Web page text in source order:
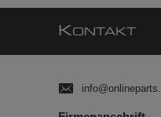
KONTAKT